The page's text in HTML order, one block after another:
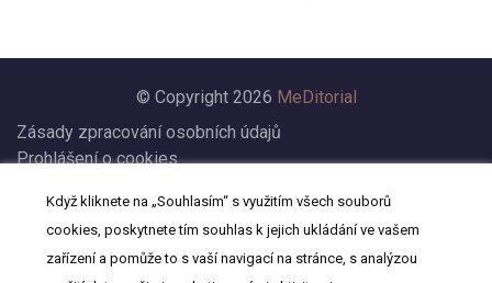
© Copyright 2026 MeDitorial
Zásady zpracování osobních údajů
Prohlášení o cookies
Prohlášení
Kontakt
Když kliknete na „Souhlasím“ s využitím všech souborů
cookies, poskytnete tím souhlas k jejich ukládání ve vašem
zařízení a pomůže to s vaší navigací na stránce, s analýzou